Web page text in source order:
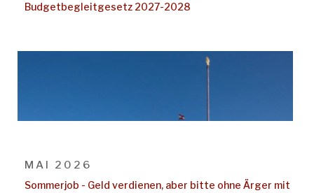
Budgetbegleitgesetz 2027-2028
MAI 2026
Sommerjob - Geld verdienen, aber bitte ohne Ärger mit